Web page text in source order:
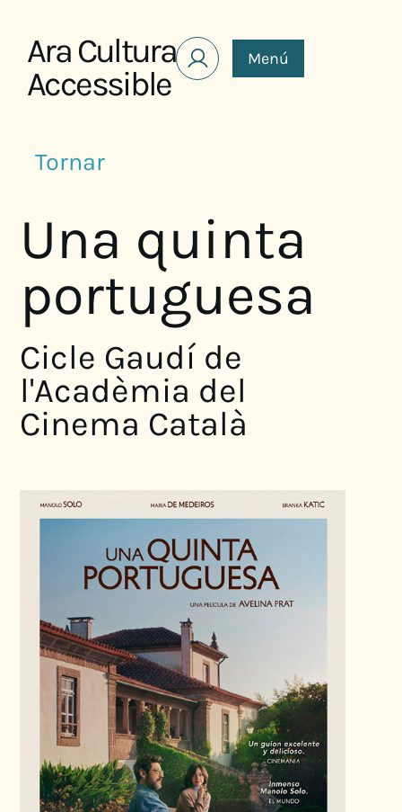
Ara Cultura
Accessible
Menú
Tornar
Una quinta
portuguesa
Cicle Gaudí de
l'Acadèmia del
Cinema Català